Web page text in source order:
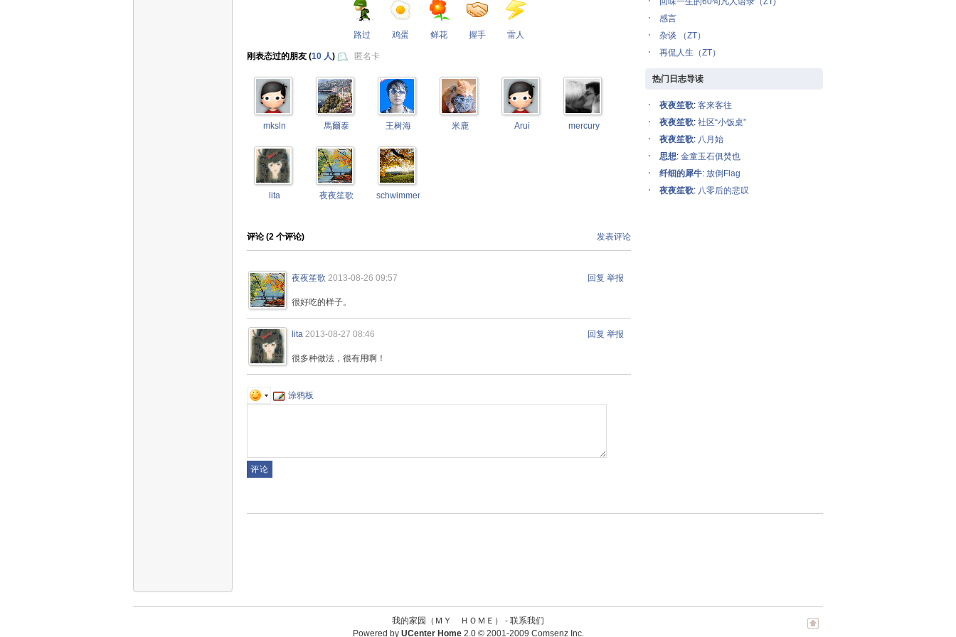
路过 鸡蛋 鲜花 握手 雷人
刚表态过的朋友 (10 人) 匿名卡
mksln 馬爾泰 王树海 米鹿 Arui mercury
lita 夜夜笙歌 schwimmengool
发表评论
评论 (2 个评论)
回复 举报
夜夜笙歌 2013-08-26 09:57
很好吃的样子。
回复 举报
lita 2013-08-27 08:46
很多种做法，很有用啊！
涂鸦板
感言
杂谈 （ZT）
再侃人生（ZT）
热门日志导读
夜夜笙歌: 客来客往
夜夜笙歌: 社区“小饭桌”
夜夜笙歌: 八月始
思想: 金童玉石俱焚也
纤细的犀牛: 放倒Flag
夜夜笙歌: 八零后的悲叹
我的家园（ＭＹ ＨＯＭＥ） - 联系我们
Powered by UCenter Home 2.0© 2001-2009 Comsenz Inc.